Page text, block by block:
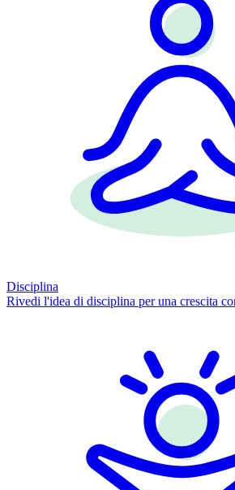
Disciplina
Rivedi l'idea di disciplina per una crescita